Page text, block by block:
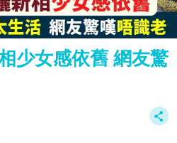
少女感依舊 網友驚